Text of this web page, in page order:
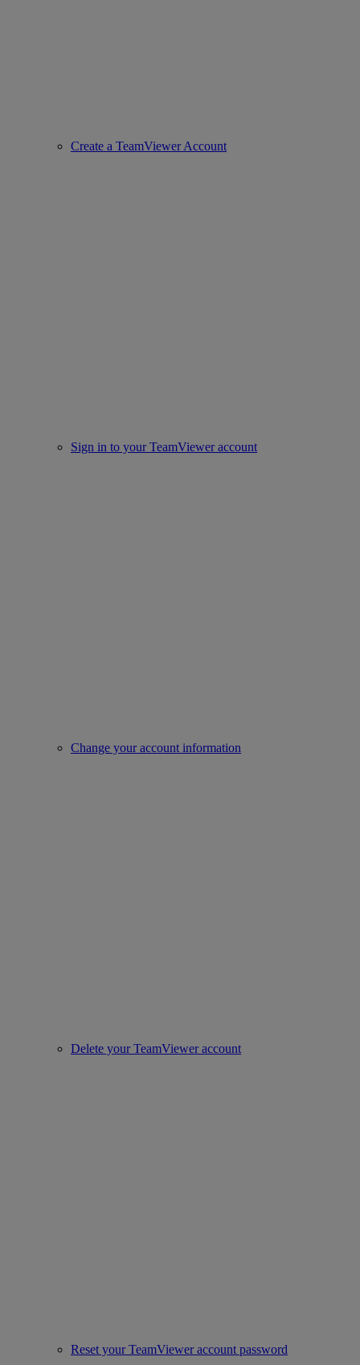
Create a TeamViewer Account
Sign in to your TeamViewer account
Change your account information
Delete your TeamViewer account
Reset your TeamViewer account password